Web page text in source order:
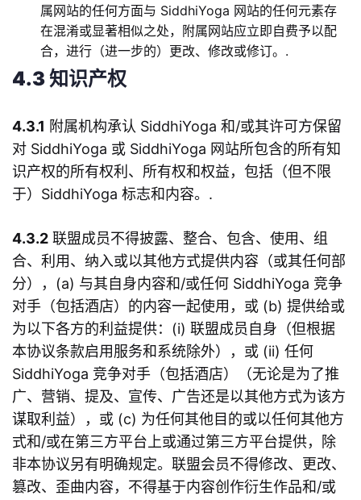
属网站的任何方面与 SiddhiYoga 网站的任何元素存
在混淆或显著相似之处，附属网站应立即自费予以配
合，进行（进一步的）更改、修改或修订。.
4.3 知识产权
4.3.1 附属机构承认 SiddhiYoga 和/或其许可方保留
对 SiddhiYoga 或 SiddhiYoga 网站所包含的所有知
识产权的所有权利、所有权和权益，包括（但不限
于）SiddhiYoga 标志和内容。.
4.3.2 联盟成员不得披露、整合、包含、使用、组
合、利用、纳入或以其他方式提供内容（或其任何部
分），(a) 与其自身内容和/或任何 SiddhiYoga 竞争
对手（包括酒店）的内容一起使用，或 (b) 提供给或
为以下各方的利益提供：(i) 联盟成员自身（但根据
本协议条款启用服务和系统除外），或 (ii) 任何
SiddhiYoga 竞争对手（包括酒店）（无论是为了推
广、营销、提及、宣传、广告还是以其他方式为该方
谋取利益），或 (c) 为任何其他目的或以任何其他方
式和/或在第三方平台上或通过第三方平台提供，除
非本协议另有明确规定。联盟会员不得修改、更改、
篡改、歪曲内容，不得基于内容创作衍生作品和/或